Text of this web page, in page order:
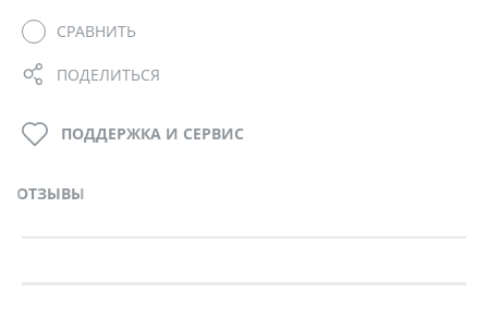
СРАВНИТЬ
ПОДЕЛИТЬСЯ
ОТЗЫВЫ
ПОДДЕРЖКА И СЕРВИС